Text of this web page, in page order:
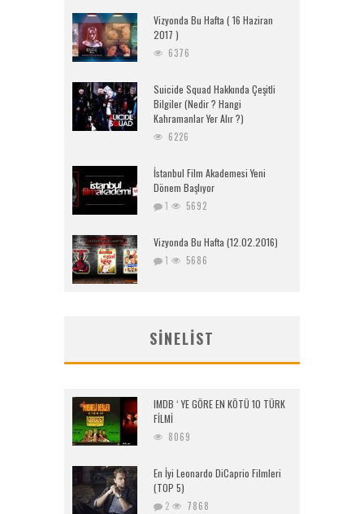
Vizyonda Bu Hafta ( 16 Haziran
2017 )
6376
Suicide Squad Hakkında Çeşitli
Bilgiler (Nedir ? Hangi
Kahramanlar Yer Alır ?)
6226
İstanbul Film Akademesi Yeni
Dönem Başlıyor
1 5692
Vizyonda Bu Hafta (12.02.2016)
1 5686
SINELIST
IMDB ‘ YE GÖRE EN KÖTÜ 10 TÜRK
FİLMİ
8069
En İyi Leonardo DiCaprio Filmleri
(TOP 5)
2 7868